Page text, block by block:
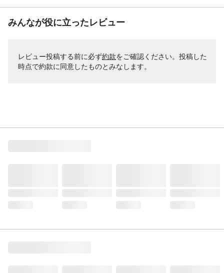
みんなが役に立ったレビュー
レビュー投稿する前に必ず約款をご確認ください。投稿した
時点で約款に同意したものとみなします。